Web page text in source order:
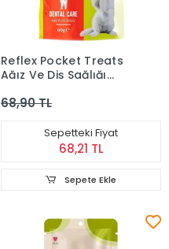
Reflex Pocket Treats
Ağız Ve Diş Sağlığı
Maması 60 Gr
68,90 TL
Sepetteki Fiyat
68,21 TL
Sepete Ekle